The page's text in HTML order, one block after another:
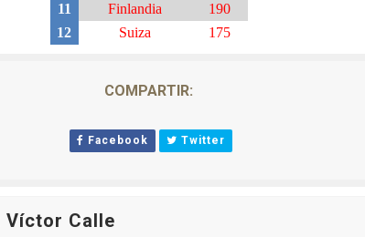
11
Finlandia
190
12
Suiza 175
COMPARTIR:
Facebook Twitter
Víctor Calle